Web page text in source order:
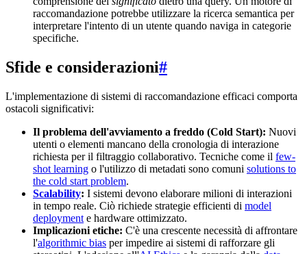
raccomandazione potrebbe utilizzare la ricerca semantica per
interpretare l'intento di un utente quando naviga in categorie
specifiche.
Sfide e considerazioni#
L'implementazione di sistemi di raccomandazione efficaci comporta
ostacoli significativi:
Il problema dell'avviamento a freddo (Cold Start): Nuovi
utenti o elementi mancano della cronologia di interazione
richiesta per il filtraggio collaborativo. Tecniche come il few-
shot learning o l'utilizzo di metadati sono comuni solutions to
the cold start problem.
Scalability: I sistemi devono elaborare milioni di interazioni
in tempo reale. Ciò richiede strategie efficienti di model
deployment e hardware ottimizzato.
Implicazioni etiche: C'è una crescente necessità di affrontare
l'algorithmic bias per impedire ai sistemi di rafforzare gli